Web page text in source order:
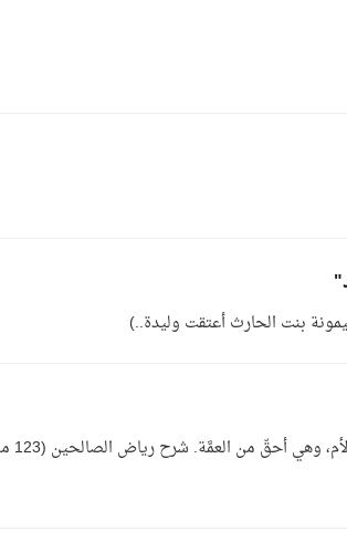
العم والخال متساويان، هذا أخو